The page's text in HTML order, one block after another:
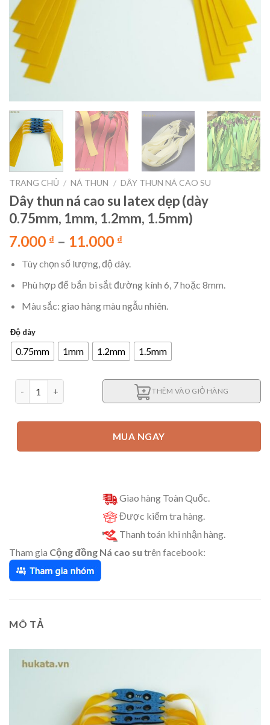
TRANG CHỦ / NÁ THUN / DÂY THUN NÁ CAO SU
Dây thun ná cao su latex dẹp (dày
0.75mm, 1mm, 1.2mm, 1.5mm)
7.000 ₫ – 11.000 ₫
Tùy chọn số lượng, độ dày.
Phù hợp để bắn bi sắt đường kính 6, 7 hoặc 8mm.
Màu sắc: giao hàng màu ngẫu nhiên.
Độ dày
0.75mm 1mm 1.2mm 1.5mm
Dây thun ná cao su latex dẹp (dày 0.75mm, 1mm, 1.2mm,
THÊM VÀO GIỎ HÀNG
MUA NGAY
Giao hàng Toàn Quốc.
Được kiểm tra hàng.
Thanh toán khi nhận hàng.
Tham gia Cộng đồng Ná cao su trên facebook:
MÔ TẢ